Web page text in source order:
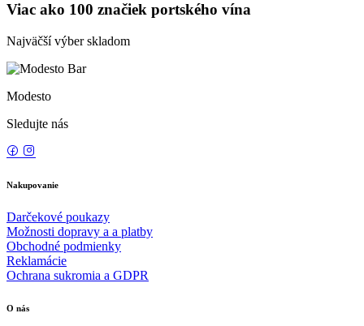
Viac ako 100 značiek portského vína
Najväčší výber skladom
Modesto
Sledujte nás
Nakupovanie
Darčekové poukazy
Možnosti dopravy a a platby
Obchodné podmienky
Reklamácie
Ochrana sukromia a GDPR
O nás